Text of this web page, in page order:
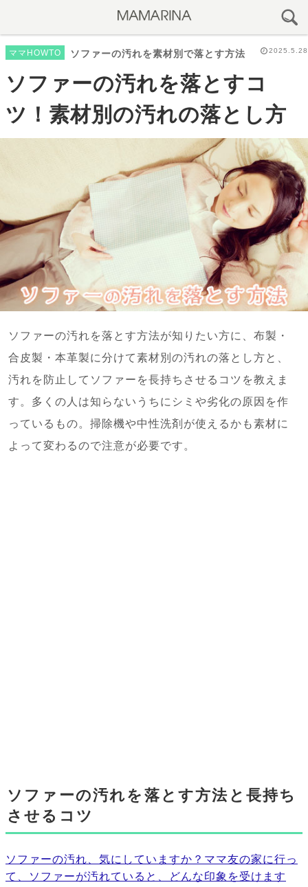
ママHOWTO ソファーの汚れを素材別で落とす方法 2025.5.28
ソファーの汚れを落とすコ
ツ！素材別の汚れの落とし方
ソファーの汚れを落とす方法が知りたい方に、布製・
合皮製・本革製に分けて素材別の汚れの落とし方と、
汚れを防止してソファーを長持ちさせるコツを教えま
す。多くの人は知らないうちにシミや劣化の原因を作
っているもの。掃除機や中性洗剤が使えるかも素材に
よって変わるので注意が必要です。
ソファーの汚れを落とす方法と長持ち
させるコツ
ソファーの汚れ、気にしていますか？ママ友の家に行っ
て、ソファーが汚れていると、どんな印象を受けます